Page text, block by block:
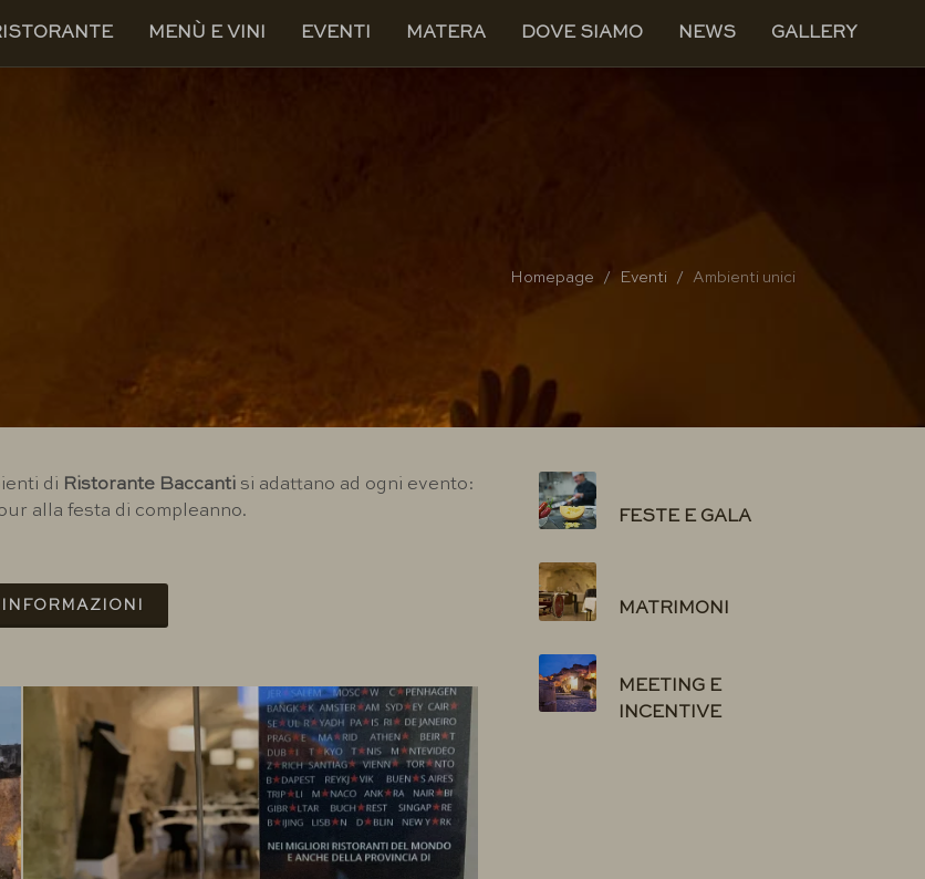
MENÙ E VINI EVENTI MATERA DOVE SIAMO NEWS GALLERY
Homepage Eventi Ambienti unici
di Ristorante Baccanti si adattano ad ogni evento:
alla festa di compleanno.
FESTE E GALA
MATRIMONI
MEETING E
INCENTIVE